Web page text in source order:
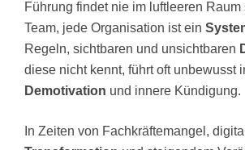
Führung findet nie im luftleeren Raum
Team, jede Organisation ist ein
Regeln, sichtbaren und unsichtbaren
diese nicht kennt, führt oft unbewusst
Demotivation und innere Kündigung.
In Zeiten von Fachkräftemangel,